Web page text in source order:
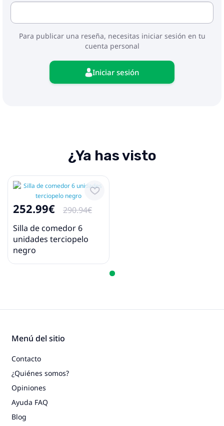
Para publicar una reseña, necesitas iniciar sesión en tu
cuenta personal
Iniciar sesión
¿Ya has visto
252.99€
290.94€
Silla de comedor 6
unidades terciopelo
negro
Menú del sitio
Contacto
¿Quiénes somos?
Opiniones
Ayuda FAQ
Blog